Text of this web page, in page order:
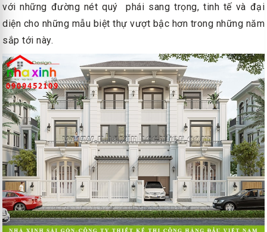
với những đường nét quý phái sang trọng, tinh tế và đại
diện cho những mẫu biệt thự vượt bậc hơn trong những năm
sắp tới này.